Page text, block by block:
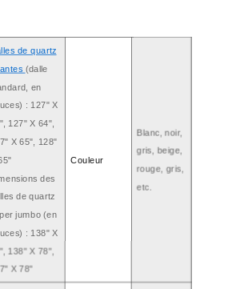
de quartz
(dalle
en
: 127" X
127" X 64",
X 65", 128"
des
de quartz
jumbo (en
: 138" X
138" X 78",
X 78"
Couleur
Blanc, noir,
gris, beige,
rouge, gris,
etc.